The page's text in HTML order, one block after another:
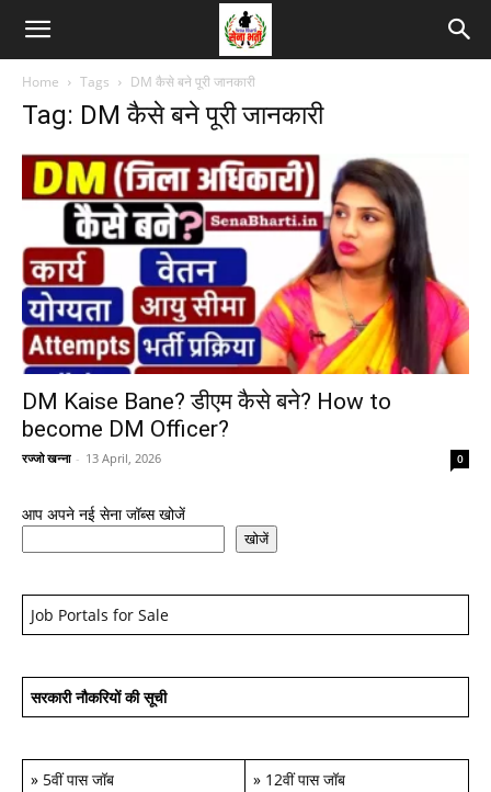
Home Tags DM कैसे बने पूरी जानकारी
Tag: DM कैसे बने पूरी जानकारी
DM Kaise Bane? डीएम कैसे बने? How to
become DM Officer?
रज्जो खन्ना - 13 April, 2026 0
आप अपने नई सेना जॉब्स खोजें
खोजें
Job Portals for Sale
सरकारी नौकरियों की सूची
» 5वीं पास जॉब » 12वीं पास जॉब